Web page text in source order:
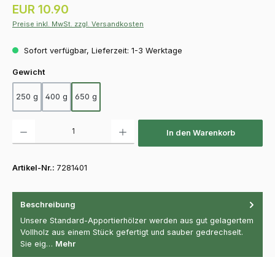
Regulärer Preis:
EUR 10.90
Preise inkl. MwSt. zzgl. Versandkosten
Sofort verfügbar, Lieferzeit: 1-3 Werktage
Gewichtauswählen
250 g 400 g 650 g
In den Warenkorb
Artikel-Nr.: 7281401
Beschreibung
Unsere Standard-Apportierhölzer werden aus gut gelagertem
Vollholz aus einem Stück gefertigt und sauber gedrechselt.
Sie eig… Mehr